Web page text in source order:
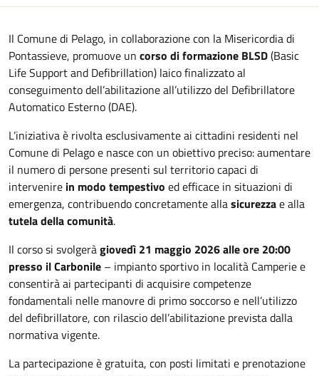
Descrizione
Il Comune di Pelago, in collaborazione con la Misericordia di
Pontassieve, promuove un corso di formazione BLSD(Basic
Life Support and Defibrillation) laico finalizzato al
conseguimento dell’abilitazione all’utilizzo del Defibrillatore
Automatico Esterno (DAE).
L’iniziativa è rivolta esclusivamente ai cittadini residenti nel
Comune di Pelago e nasce con un obiettivo preciso: aumentare
il numero di persone presenti sul territorio capaci di
intervenire in modo tempestivo ed efficace in situazioni di
emergenza, contribuendo concretamente allasicurezzae alla
tutela della comunità.
Il corso si svolgeràgiovedì 21 maggio 2026 alle ore 20:00
presso il Carbonile – impianto sportivo in località Camperie e
consentirà ai partecipanti di acquisire competenze
fondamentali nelle manovre di primo soccorso e nell’utilizzo
del defibrillatore, con rilascio dell’abilitazione prevista dalla
normativa vigente.
La partecipazione è gratuita, con posti limitati e prenotazione